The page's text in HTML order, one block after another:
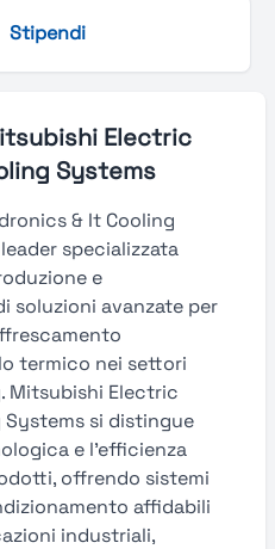
Stipendi
Electric
Systems
& It Cooling
specializzata
e
soluzioni avanzate per
termico nei settori
Mitsubishi Electric
si distingue
e l'efficienza
offrendo sistemi
affidabili
industriali,